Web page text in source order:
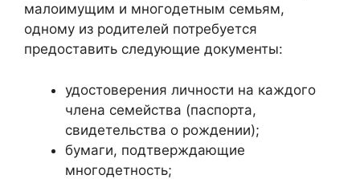
малоимущим и многодетным семьям,
одному из родителей потребуется
предоставить следующие документы:
удостоверения личности на каждого
члена семейства (паспорта,
свидетельства о рождении);
бумаги, подтверждающие
многодетность;